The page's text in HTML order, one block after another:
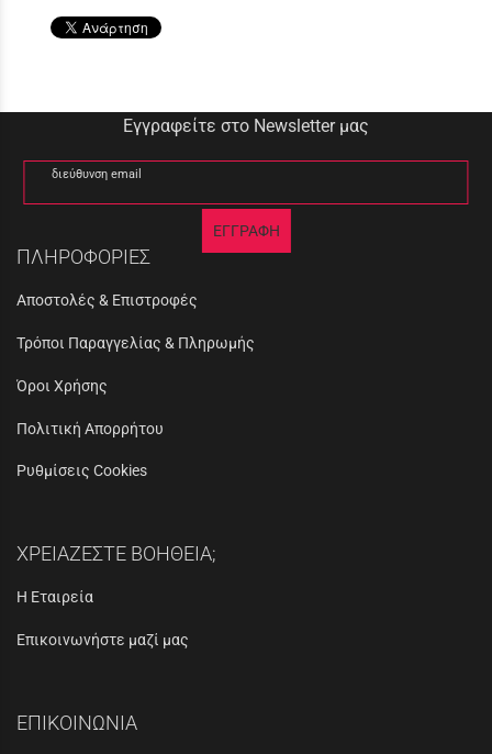
Εγγραφείτε στο Newsletter μας
διεύθυνση email
ΕΓΓΡΑΦΗ
ΠΛΗΡΟΦΟΡΙΕΣ
Αποστολές & Επιστροφές
Τρόποι Παραγγελίας & Πληρωμής
Όροι Χρήσης
Πολιτική Απορρήτου
Ρυθμίσεις Cookies
ΧΡΕΙΑΖΕΣΤΕ ΒΟΗΘΕΙΑ;
Η Εταιρεία
Επικοινωνήστε μαζί μας
ΕΠΙΚΟΙΝΩΝΙΑ